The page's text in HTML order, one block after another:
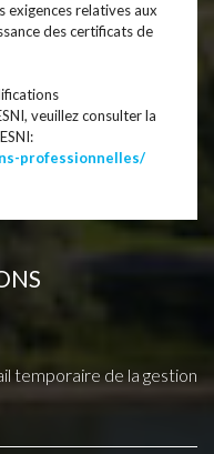
exigences relatives aux
des certificats de
veuillez consulter la
professionnelles/
temporaire de la gestion